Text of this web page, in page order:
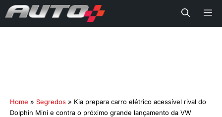
Home » Segredos » Kia prepara carro elétrico acessível rival do
Dolphin Mini e contra o próximo grande lançamento da VW